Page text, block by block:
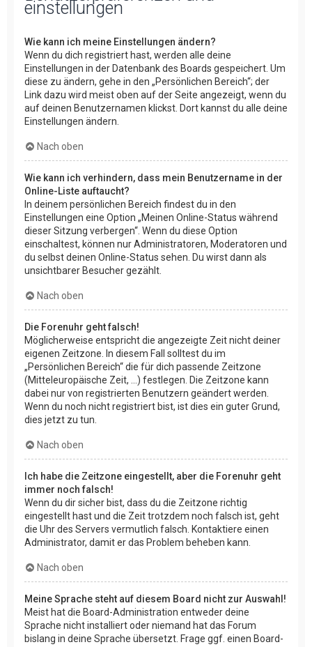
einstellungen
Wie kann ich meine Einstellungen ändern?
Wenn du dich registriert hast, werden alle deine
Einstellungen in der Datenbank des Boards gespeichert. Um
diese zu ändern, gehe in den „Persönlichen Bereich“; der
Link dazu wird meist oben auf der Seite angezeigt, wenn du
auf deinen Benutzernamen klickst. Dort kannst du alle deine
Einstellungen ändern.
Nach oben
Wie kann ich verhindern, dass mein Benutzername in der
Online-Liste auftaucht?
In deinem persönlichen Bereich findest du in den
Einstellungen eine Option „Meinen Online-Status während
dieser Sitzung verbergen“. Wenn du diese Option
einschaltest, können nur Administratoren, Moderatoren und
du selbst deinen Online-Status sehen. Du wirst dann als
unsichtbarer Besucher gezählt.
Nach oben
Die Forenuhr geht falsch!
Möglicherweise entspricht die angezeigte Zeit nicht deiner
eigenen Zeitzone. In diesem Fall solltest du im
„Persönlichen Bereich“ die für dich passende Zeitzone
(Mitteleuropäische Zeit, ...) festlegen. Die Zeitzone kann
dabei nur von registrierten Benutzern geändert werden.
Wenn du noch nicht registriert bist, ist dies ein guter Grund,
dies jetzt zu tun.
Nach oben
Ich habe die Zeitzone eingestellt, aber die Forenuhr geht
immer noch falsch!
Wenn du dir sicher bist, dass du die Zeitzone richtig
eingestellt hast und die Zeit trotzdem noch falsch ist, geht
die Uhr des Servers vermutlich falsch. Kontaktiere einen
Administrator, damit er das Problem beheben kann.
Nach oben
Meine Sprache steht auf diesem Board nicht zur Auswahl!
Meist hat die Board-Administration entweder deine
Sprache nicht installiert oder niemand hat das Forum
bislang in deine Sprache übersetzt. Frage ggf. einen Board-